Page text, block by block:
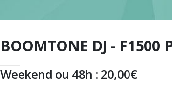
BOOMTONE DJ - F1500
Weekend ou 48h : 20,00€